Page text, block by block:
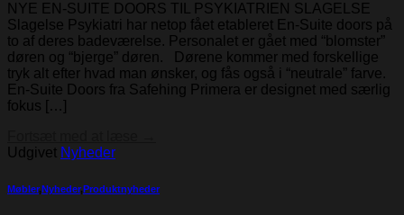
NYE EN-SUITE DOORS TIL PSYKIATRIEN SLAGELSE
Slagelse Psykiatri har netop fået etableret En-Suite doors på
to af deres badeværelse. Personalet er gået med “blomster”
døren og “bjerge” døren. Dørene kommer med forskellige
tryk alt efter hvad man ønsker, og fås også i “neutrale” farve.
En-Suite Doors fra Safehing Primera er designet med særlig
fokus […]
Udgivet Nyheder
Møbler,Nyheder,Produktnyheder